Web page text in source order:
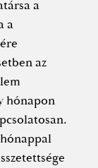
a
a
az
hónapon